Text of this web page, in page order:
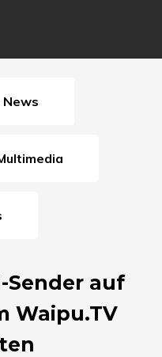
News
Sender auf
Waipu.TV